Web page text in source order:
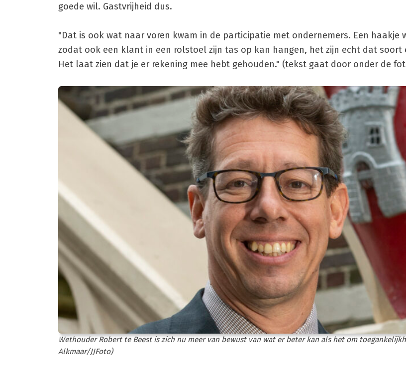
goede wil. Gastvrijheid dus.
"Dat is ook wat naar voren kwam in de participatie met ondernemers. Een haakje
zodat ook een klant in een rolstoel zijn tas op kan hangen, het zijn echt dat soort
Het laat zien dat je er rekening mee hebt gehouden." (tekst gaat door onder de
Wethouder Robert te Beest is zich nu meer van bewust van wat er beter kan als het om
Alkmaar/JJFoto)